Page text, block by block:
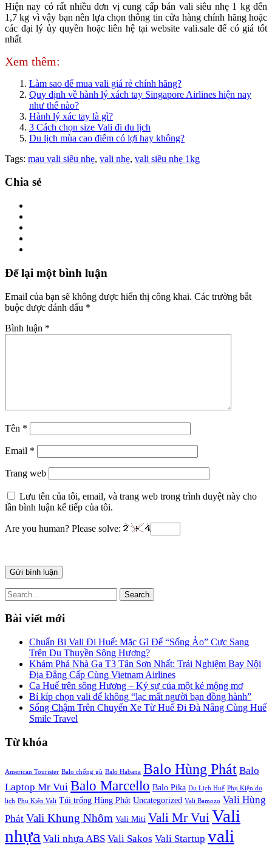
Hiện nay có rất nhiều đơn vị cung cấp bán vali siêu nhẹ 1 kg đến
1,7 kg vì vậy bạn nên lựa chọn thông tin cửa hàng chính hãng hoặc
các đại lý ủy quyền hoặc liên hệ tại website vali.sale đế có giá tốt
nhất
Xem thêm:
Làm sao để mua vali giá rẻ chính hãng?
Quy định về hành lý xách tay Singapore Airlines hiện nay
như thế nào?
Hành lý xác tay là gì?
3 Cách chọn size Vali đi du lịch
Du lịch mùa cao điểm có lợi hay không?
Tags: mau vali siêu nhẹ, vali nhẹ, vali siêu nhẹ 1kg
Chia sẻ
Để lại một bình luận
Email của bạn sẽ không được hiển thị công khai. Các trường bắt
buộc được đánh dấu *
Bình luận *
Tên *
Email *
Trang web
Lưu tên của tôi, email, và trang web trong trình duyệt này cho
lần bình luận kế tiếp của tôi.
Are you human? Please solve:
Search
Bài viết mới
Chuẩn Bị Vali Đi Huế: Mặc Gì Để “Sống Ảo” Cực Sang
Trên Du Thuyền Sông Hương?
Khám Phá Nhà Ga T3 Tân Sơn Nhất: Trải Nghiệm Bay Nội
Địa Đẳng Cấp Cùng Vietnam Airlines
Ca Huế trên sông Hương – Ký sự của một kẻ mộng mơ
Bí kíp chọn vali để không “lạc mất người bạn đồng hành”
Sống Chậm Trên Chuyến Xe Từ Huế Đi Đà Nẵng Cùng Huế
Smile Travel
Từ khóa
American Tourister Balo chống gù Balo Habana Balo Hùng Phát Balo
Laptop Mr Vui Balo Marcello Balo Pika Du Lịch Huế Phụ Kiện du
lịch Phụ Kiện Vali Túi trống Hùng Phát Uncategorized Vali Bamozo Vali Hùng
Phát Vali Khung Nhôm Vali Miti Vali Mr Vui Vali
nhựa Vali nhựa ABS Vali Sakos Vali Startup vali